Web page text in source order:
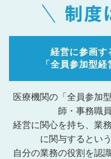
経営に参画す
「全員参加型
医療機関の「全員参加
師・事務職
経営に関心を持ち、業
に関与するとい
自分の業務の役割を認